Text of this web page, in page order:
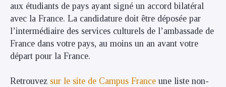
aux étudiants de pays ayant signé un accord bilatéral
avec la France. La candidature doit être déposée par
l’intermédiaire des services culturels de l’ambassade de
France dans votre pays, au moins un an avant votre
départ pour la France.
Retrouvez sur le site de Campus France une liste non-